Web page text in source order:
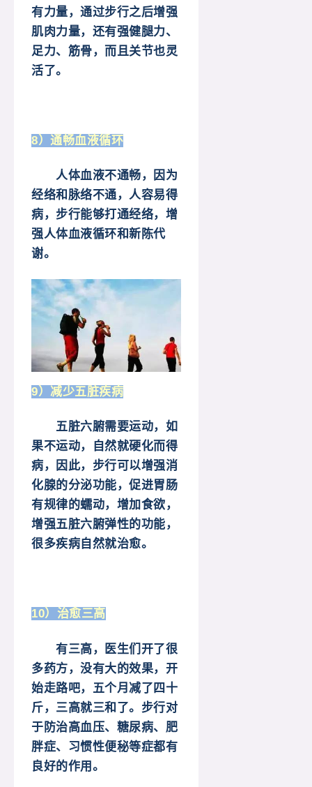
有力量，通过步行之后增强
肌肉力量，还有强健腿力、
足力、筋骨，而且关节也灵
活了。
8）通畅血液循环
人体血液不通畅，因为
经络和脉络不通，人容易得
病，步行能够打通经络，增
强人体血液循环和新陈代
谢。
9）减少五脏疾病
五脏六腑需要运动，如
果不运动，自然就硬化而得
病，因此，步行可以增强消
化腺的分泌功能，促进胃肠
有规律的蠕动，增加食欲，
增强五脏六腑弹性的功能，
很多疾病自然就治愈。
10）治愈三高
有三高，医生们开了很
多药方，没有大的效果，开
始走路吧，五个月减了四十
斤，三高就三和了。步行对
于防治高血压、糖尿病、肥
胖症、习惯性便秘等症都有
良好的作用。